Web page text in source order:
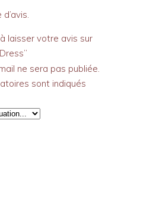
laisser votre avis sur
ne sera pas publiée.
sont indiqués